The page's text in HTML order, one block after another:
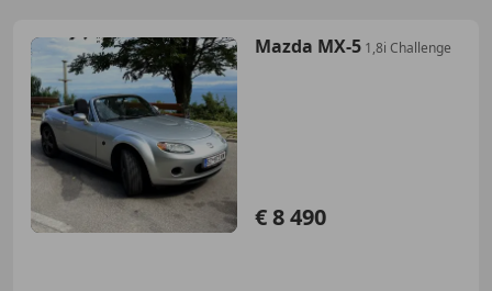
Mazda MX-5 1,8i Challenge
€ 8 490